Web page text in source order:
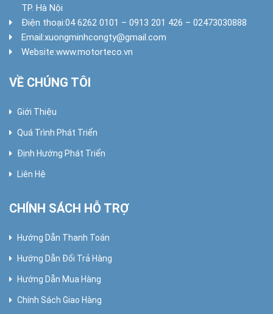
TP. Hà Nội
Điện thoại:04 6262 0101 – 0913 201 426 – 02473030888
Email:xuongminhcongty@gmail.com
Website:www.motorteco.vn
VỀ CHÚNG TÔI
Giới Thiệu
Quá Trình Phát Triển
Định Hướng Phát Triển
Liên Hệ
CHÍNH SÁCH HỖ TRỢ
Hướng Dẫn Thanh Toán
Hướng Dẫn Đổi Trả Hàng
Hướng Dẫn Mua Hàng
Chính Sách Giao Hàng